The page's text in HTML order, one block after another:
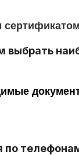
выбрать
по